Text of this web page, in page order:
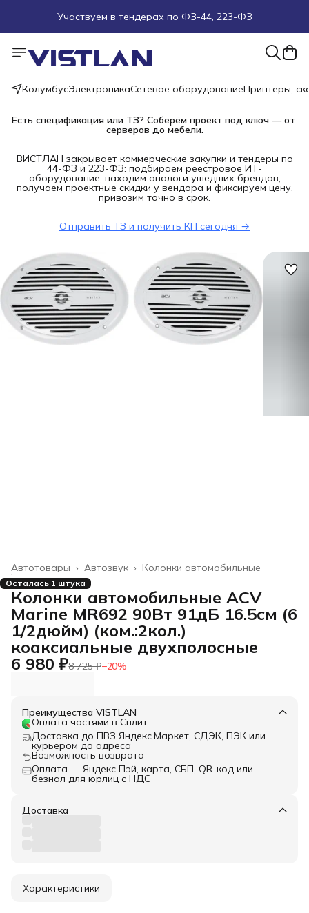
Участвуем в тендерах по ФЗ-44, 223-ФЗ
Пуско-наладочные работы
КолумбусЭлектроникаСетевое оборудованиеПринтеры,
Есть спецификация или ТЗ? Соберём проект под ключ — от
серверов до мебели.
ВИСТЛАН закрывает коммерческие закупки и тендеры по
44-ФЗ и 223-ФЗ: подбираем реестровое ИТ-
оборудование, находим аналоги ушедших брендов,
получаем проектные скидки у вендора и фиксируем цену,
привозим точно в срок.
Отправить ТЗ и получить КП сегодня →
Колонки автомобильные
Автозвук ›
Автотовары ›
Главная ›
Осталась 1 штука
Колонки автомобильные ACV
Marine MR692 90Вт 91дБ 16.5см (6
1/2дюйм) (ком.:2кол.)
коаксиальные двухполосные
6 980 ₽8 725 ₽−20%
Преимущества VISTLAN
Оплата частями в Сплит
Доставка до ПВЗ Яндекс.Маркет, СДЭК, ПЭК или
курьером до адреса
Возможность возврата
Оплата — Яндекс Пэй, карта, СБП, QR-код или
безнал для юрлиц с НДС
Доставка
Характеристики